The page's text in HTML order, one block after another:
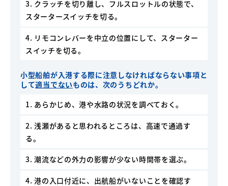
3. クラッチを切り離し、フルスロットルの状態で、
スタータースイッチを切る。
4. リモコンレバーを中立の位置にして、スターター
スイッチを切る。
小型船舶が入港する際に注意しなければならない事項と
して適当でないものは、次のうちどれか。
1. あらかじめ、港や水路の状況を調べておく。
2. 浅瀬があると思われるところは、高速で通過す
る。
3. 潮流などの外力の影響が少ない時間帯を選ぶ。
4. 港の入口付近に、出航船がいないことを確認す